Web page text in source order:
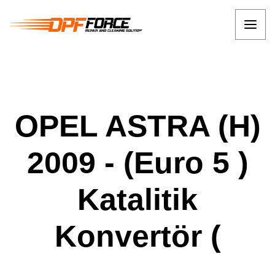
OPEL ASTRA (H)
2009 - (Euro 5 )
Katalitik
Konvertör (